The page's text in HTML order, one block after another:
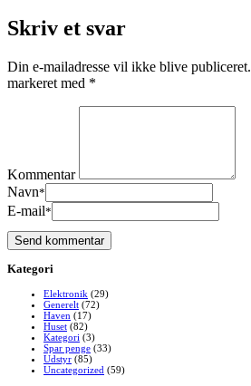
Skriv et svar
Din e-mailadresse vil ikke blive publiceret.
markeret med *
Kommentar
Navn*
E-mail*
Kategori
Elektronik (29)
Generelt (72)
Haven (17)
Huset (82)
Kategori (3)
Spar penge (33)
Udstyr (85)
Uncategorized (59)